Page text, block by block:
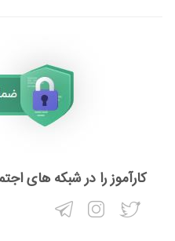
کارآموز را در شبکه های